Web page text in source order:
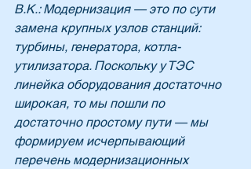
В.К.: Модернизация — это по сути
замена крупных узлов станций:
турбины, генератора, котла-
утилизатора. Поскольку у ТЭС
линейка оборудования достаточно
широкая, то мы пошли по
достаточно простому пути — мы
формируем исчерпывающий
перечень модернизационных